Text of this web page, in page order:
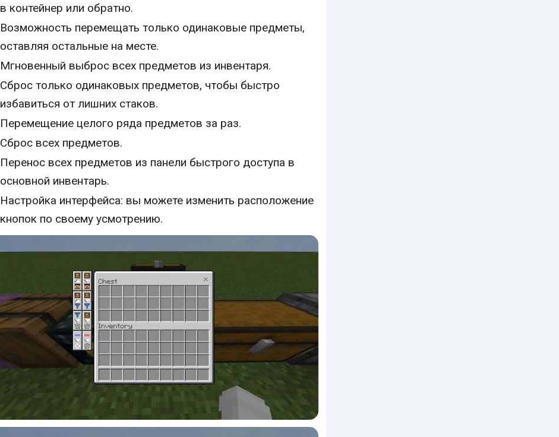
в контейнер или обратно.
Возможность перемещать только одинаковые предметы,
оставляя остальные на месте.
Мгновенный выброс всех предметов из инвентаря.
Сброс только одинаковых предметов, чтобы быстро
избавиться от лишних стаков.
Перемещение целого ряда предметов за раз.
Сброс всех предметов.
Перенос всех предметов из панели быстрого доступа в
основной инвентарь.
Настройка интерфейса: вы можете изменить расположение
кнопок по своему усмотрению.